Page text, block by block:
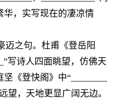
华，实写现在的凄凉情
迈之句。杜甫《登岳阳
写诗人四面眺望，仿佛天
《登快阁》中“________
望，天地更显广阔无边。